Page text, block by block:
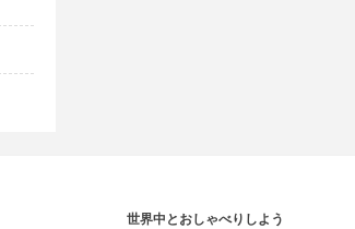
世界中とおしゃべりしよう